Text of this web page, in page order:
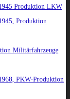
Produktion LKW
Produktion
Militärfahrzeuge
PKW-Produktion